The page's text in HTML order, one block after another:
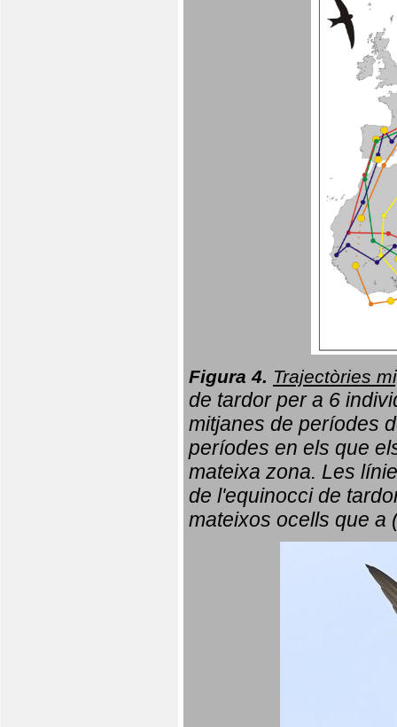
Figura 4. Trajectòries
de tardor per a 6
mitjanes de períodes
períodes en els que
mateixa zona. Les
de l'equinocci de
mateixos ocells que a